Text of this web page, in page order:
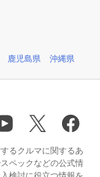
鹿児島県 沖縄県
るクルマに関するあ
ペックなどの公式情